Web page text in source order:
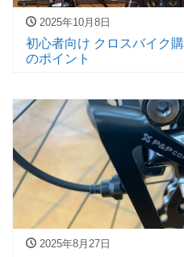
2025年10月8日
初心者向け クロスバイク
のポイント
2025年8月27日